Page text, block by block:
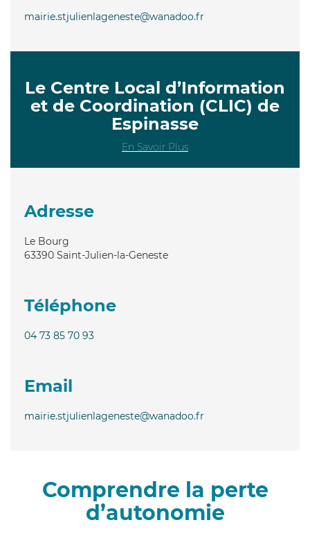
mairie.stjulienlageneste@wanadoo.fr
Le Centre Local d’Information
et de Coordination (CLIC) de
Espinasse
En Savoir Plus
Adresse
Le Bourg
63390 Saint-Julien-la-Geneste
Téléphone
04 73 85 70 93
Email
mairie.stjulienlageneste@wanadoo.fr
Comprendre la perte
d’autonomie